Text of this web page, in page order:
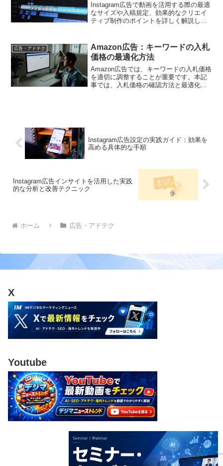
Instagram広告で動画を活用する際の最適
なサイズや入稿規定、効果的なクリエイ
ティブ制作のポイントを詳しく解説しま
広告・アドテク
Amazon広告：キーワードの入札
価格の最適化方法
Amazon広告では、キーワードの入札価格
を適切に調整することが重要です。本記
事では、入札価格の確認方法と最適化手
Instagram広告設定の実践ガイド：効果を
高める具体的な手順
Instagram広告インサイトを活用した実践
的な分析と改善テクニック
ホーム 広告・アドテク
X
Youtube